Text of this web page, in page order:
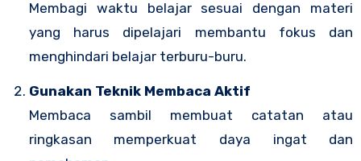
Membagi waktu belajar sesuai dengan materi
yang harus dipelajari membantu fokus dan
menghindari belajar terburu-buru.
Gunakan Teknik Membaca Aktif
Membaca sambil membuat catatan atau
ringkasan memperkuat daya ingat dan